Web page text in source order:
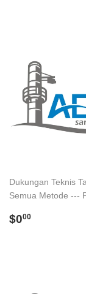
Dukungan Teknis
Semua Metode ---
Regular
$000